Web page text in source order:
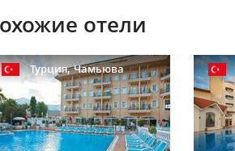
отели
Турция,Чамьюва